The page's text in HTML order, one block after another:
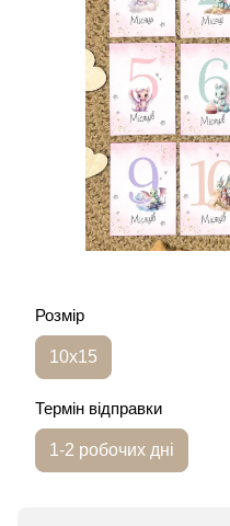
Розмір
10х15
Термін відправки
1-2 робочих дні